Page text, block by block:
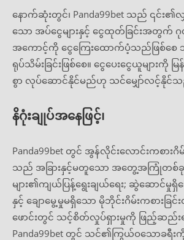
နောက်ဆုံးတွင်၊ Panda99bet သည် ၎င်း၏
သော အပ်ငွေများနှင့် ငွေထုတ်ခြင်းအတွ
အကောင့်ကို ငွေကြေးထောက်ပံ့သည်ဖြစ်စေ
ရုပ်သိမ်းခြင်းဖြစ်စေ။ ငွေပေးငွေယူများကို
စွာ လုပ်ဆောင်နိုင်မည်ဟု သင်မျှော်လင့်နိုင်
နိဂုံးချုပ်အနေဖြင့်၊
Panda99bet တွင် အွန်လိုင်းလောင်းကစားဂိမ်
သည် အခြားနှင့်မတူသော အတွေ့အကြုံတစ်ခု
များ၏ကျယ်ပြန့်ရွေးချယ်ရေး; ဆွဲဆောင်မှုရှိ
နှင့် ချောမွေ့မှုမရှိသော မိုဘိုင်းဂိမ်းကစားခြ
ဖောင်းတွင် သင့်စိတ်လှုပ်ရှားမှုကို ဖြည့်ဆည်းရ
Panda99bet တွင် သင်၏ကြွယ်ဝသောခရီ